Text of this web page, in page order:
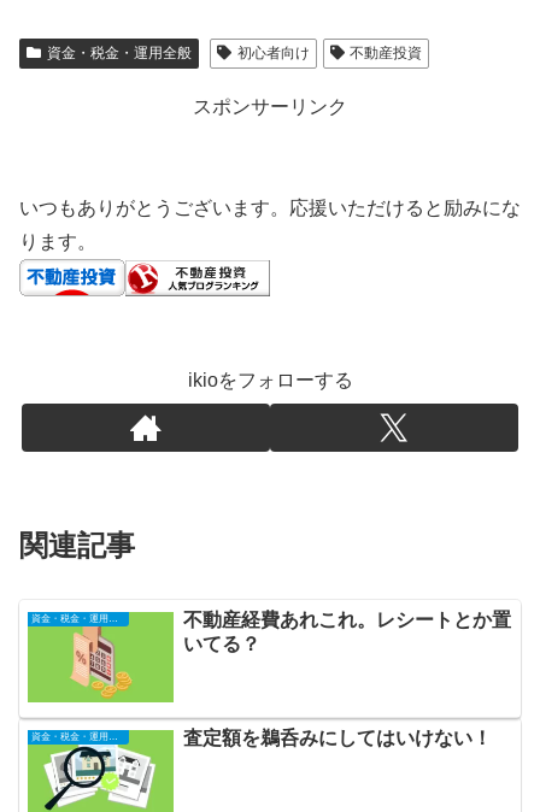
資金・税金・運用全般 初心者向け 不動産投資
スポンサーリンク
いつもありがとうございます。応援いただけると励みにな
ります。
ikioをフォローする
関連記事
資金・税金・運用全般
不動産経費あれこれ。レシートとか置
いてる？
資金・税金・運用全般 査定額を鵜呑みにしてはいけない！